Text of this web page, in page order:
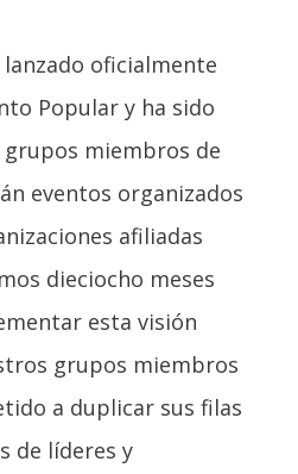
oficialmente
Popular y ha sido
miembros de
eventos organizados
afiliadas
dieciocho meses
esta visión
grupos miembros
a duplicar sus filas
de líderes y